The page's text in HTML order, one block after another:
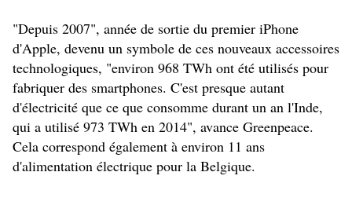
"Depuis 2007", année de sortie du premier iPhone
d'Apple, devenu un symbole de ces nouveaux accessoires
technologiques, "environ 968 TWh ont été utilisés pour
fabriquer des smartphones. C'est presque autant
d'électricité que ce que consomme durant un an l'Inde,
qui a utilisé 973 TWh en 2014", avance Greenpeace.
Cela correspond également à environ 11 ans
d'alimentation électrique pour la Belgique.